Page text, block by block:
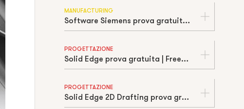
MANUFACTURING
Software Siemens prova gratuita | Free trial
PROGETTAZIONE
Solid Edge prova gratuita | Free trial
PROGETTAZIONE
Solid Edge 2D Drafting prova gratuita | Free trial